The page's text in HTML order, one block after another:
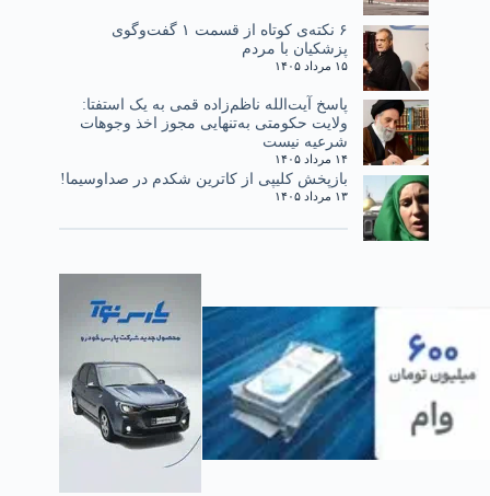
۶ نکته‌ی کوتاه از قسمت ۱ گفت‌وگوی
پزشکیان با مردم
۱۵ مرداد ۱۴۰۵
پاسخ آیت‌الله ناظم‌زاده قمی به یک استفتا:
ولایت حکومتی به‌تنهایی مجوز اخذ وجوهات
شرعیه نیست
۱۴ مرداد ۱۴۰۵
بازپخش کلیپی از کاترین شکدم در صداوسیما!
۱۳ مرداد ۱۴۰۵